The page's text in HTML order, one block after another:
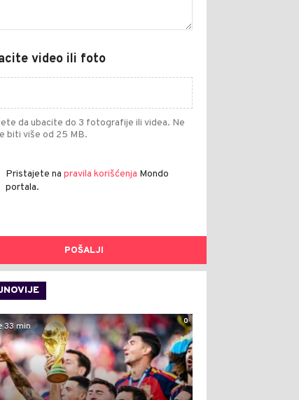
video ili foto
da ubacite do 3 fotografije ili videa. Ne
biti više od 25 MB.
Pristajete na pravila korišćenja Mondo
portala.
POŠALJI
0
33 min